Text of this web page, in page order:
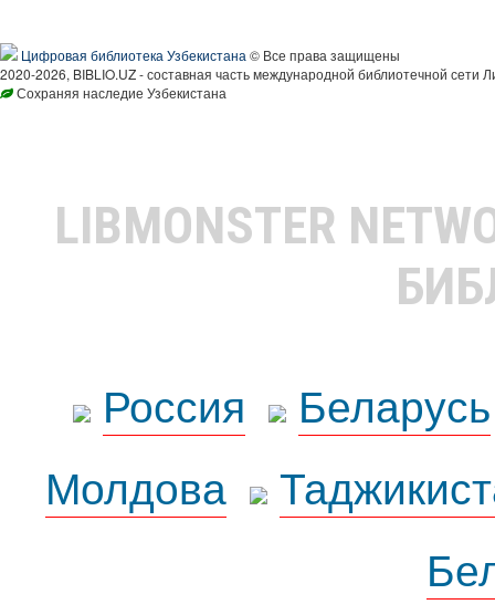
Цифровая библиотека Узбекистана © Все права защищены
2020-2026, BIBLIO.UZ - составная часть международной библиотечной сети
Сохраняя наследие Узбекистана
LIBMONSTER
Россия
Беларусь
Молдова